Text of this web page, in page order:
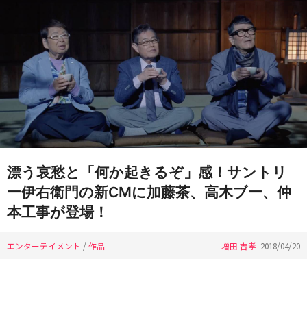
漂う哀愁と「何か起きるぞ」感！サントリ
ー伊右衛門の新CMに加藤茶、高木ブー、仲
本工事が登場！
エンターテイメント /作品 増田 吉孝 2018/04/20